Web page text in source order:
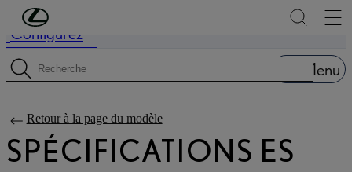
Passer au contenu principal
Price is updated The price of your configuration is 59.790 €
Configurez
Recherche de spécifications
Menu
Retour à la page du modèle
SPÉCIFICATIONS ES